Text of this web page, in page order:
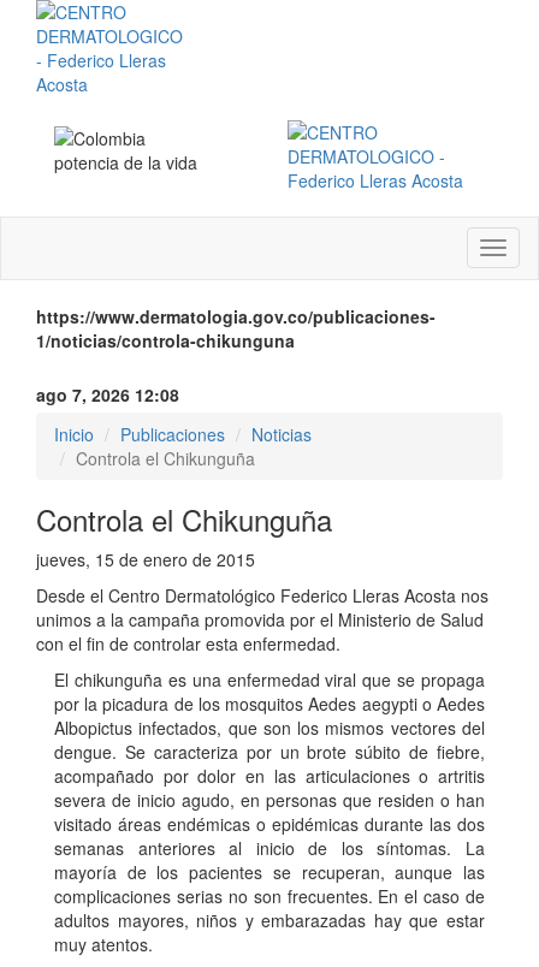
Menú
https://www.dermatologia.gov.co/publicaciones-
1/noticias/controla-chikunguna
ago 7, 2026 12:08
Inicio
Publicaciones
Noticias
Controla el Chikunguña
Controla el Chikunguña
jueves, 15 de enero de 2015
Desde el Centro Dermatológico Federico Lleras Acosta nos
unimos a la campaña promovida por el Ministerio de Salud
con el fin de controlar esta enfermedad.
El chikunguña es una enfermedad viral que se propaga
por la picadura de los mosquitos Aedes aegypti o Aedes
Albopictus infectados, que son los mismos vectores del
dengue. Se caracteriza por un brote súbito de fiebre,
acompañado por dolor en las articulaciones o artritis
severa de inicio agudo, en personas que residen o han
visitado áreas endémicas o epidémicas durante las dos
semanas anteriores al inicio de los síntomas. La
mayoría de los pacientes se recuperan, aunque las
complicaciones serias no son frecuentes. En el caso de
adultos mayores, niños y embarazadas hay que estar
muy atentos.